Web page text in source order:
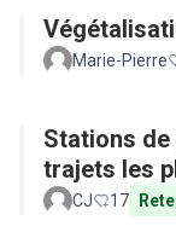
Marie-Pierre
Stations
trajets les
CJ 17